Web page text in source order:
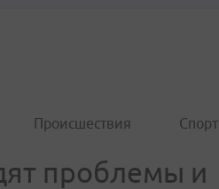
Происшествия Спорт
проблемы и